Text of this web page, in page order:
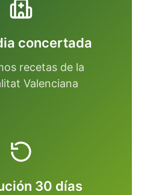
concertada
recetas de la
Valenciana
30 días